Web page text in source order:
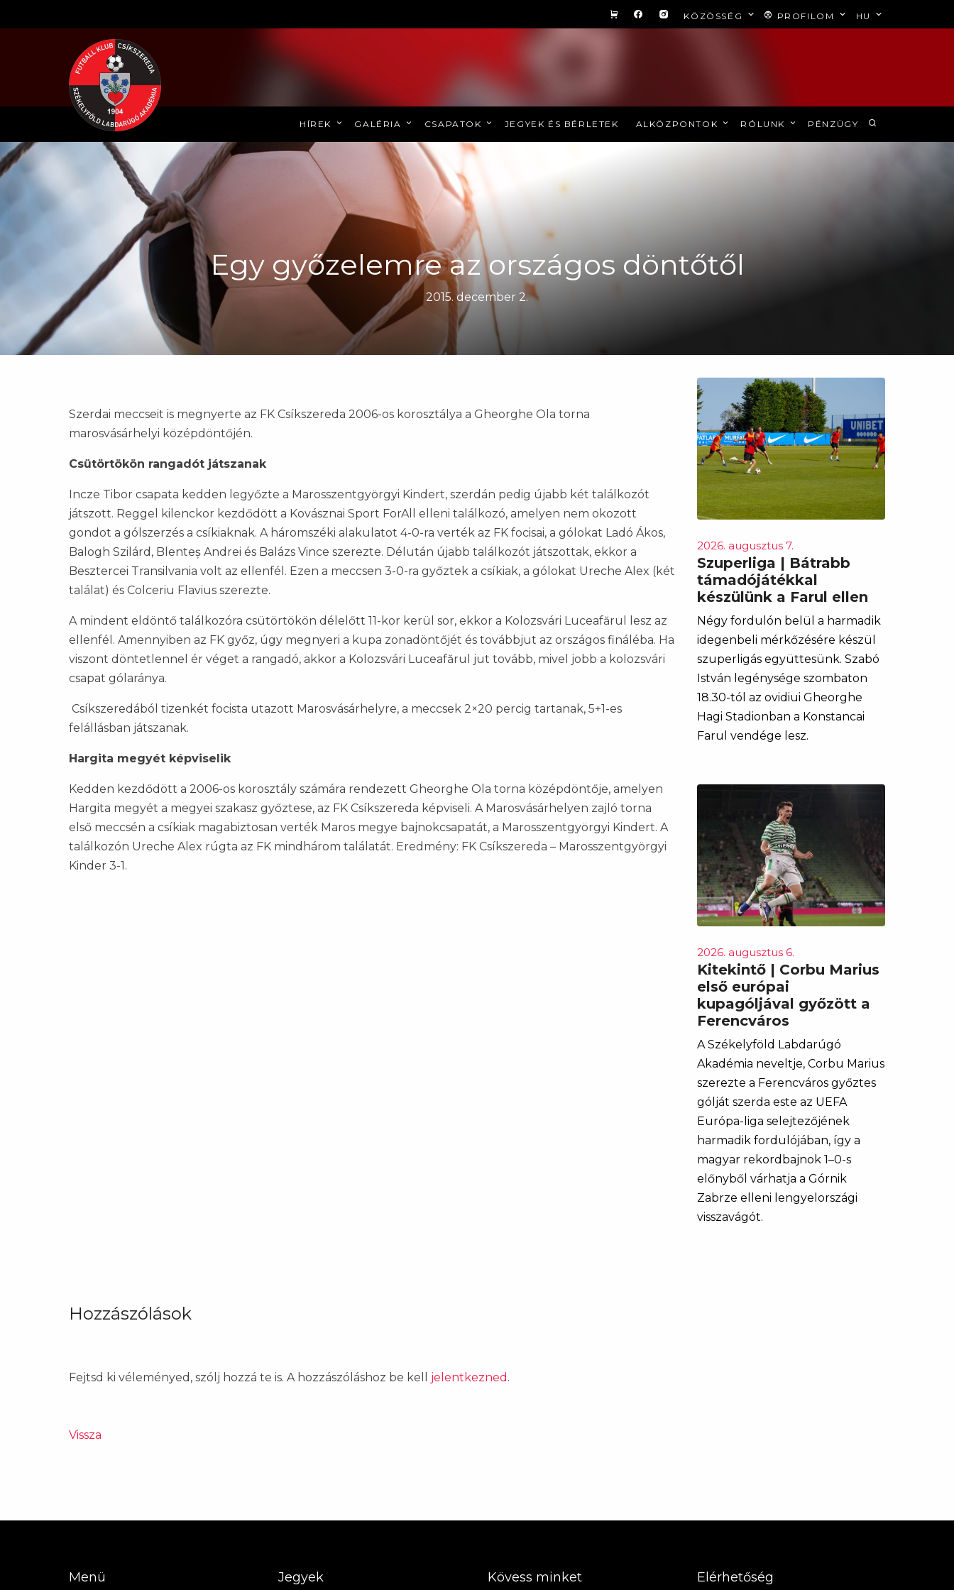
KÖZÖSSÉG PROFILOM HU
HÍREK GALÉRIA CSAPATOK JEGYEK ÉS BÉRLETEK ALKÖZPONTOK RÓLUNK PÉNZÜGY
Egy győzelemre az országos döntőtől
2015. december 2.
Szerdai meccseit is megnyerte az FK Csíkszereda 2006-os korosztálya a Gheorghe Ola torna
marosvásárhelyi középdöntőjén.
Csütörtökön rangadót játszanak
Incze Tibor csapata kedden legyőzte a Marosszentgyörgyi Kindert, szerdán pedig újabb két találkozót
játszott. Reggel kilenckor kezdődött a Kovásznai Sport ForAll elleni találkozó, amelyen nem okozott
gondot a gólszerzés a csíkiaknak. A háromszéki alakulatot 4-0-ra verték az FK focisai, a gólokat Ladó Ákos,
Balogh Szilárd, Blenteș Andrei és Balázs Vince szerezte. Délután újabb találkozót játszottak, ekkor a
Besztercei Transilvania volt az ellenfél. Ezen a meccsen 3-0-ra győztek a csíkiak, a gólokat Ureche Alex (két
találat) és Colceriu Flavius szerezte.
A mindent eldöntő találkozóra csütörtökön délelőtt 11-kor kerül sor, ekkor a Kolozsvári Luceafărul lesz az
ellenfél. Amennyiben az FK győz, úgy megnyeri a kupa zonadöntőjét és továbbjut az országos fináléba. Ha
viszont döntetlennel ér véget a rangadó, akkor a Kolozsvári Luceafărul jut tovább, mivel jobb a kolozsvári
csapat gólaránya.
Csíkszeredából tizenkét focista utazott Marosvásárhelyre, a meccsek 2×20 percig tartanak, 5+1-es
felállásban játszanak.
Hargita megyét képviselik
Kedden kezdődött a 2006-os korosztály számára rendezett Gheorghe Ola torna középdöntője, amelyen
Hargita megyét a megyei szakasz győztese, az FK Csíkszereda képviseli. A Marosvásárhelyen zajló torna
első meccsén a csíkiak magabiztosan verték Maros megye bajnokcsapatát, a Marosszentgyörgyi Kindert. A
találkozón Ureche Alex rúgta az FK mindhárom találatát. Eredmény: FK Csíkszereda – Marosszentgyörgyi
Kinder 3-1.
2026. augusztus 7.
Szuperliga | Bátrabb
támadójátékkal
készülünk a Farul ellen
Négy fordulón belül a harmadik
idegenbeli mérkőzésére készül
szuperligás együttesünk. Szabó
István legénysége szombaton
18.30-tól az ovidiui Gheorghe
Hagi Stadionban a Konstancai
Farul vendége lesz.
2026. augusztus 6.
Kitekintő | Corbu Marius
első európai
kupagóljával győzött a
Ferencváros
A Székelyföld Labdarúgó
Akadémia neveltje, Corbu Marius
szerezte a Ferencváros győztes
gólját szerda este az UEFA
Európa-liga selejtezőjének
harmadik fordulójában, így a
magyar rekordbajnok 1–0-s
előnyből várhatja a Górnik
Zabrze elleni lengyelországi
visszavágót.
Hozzászólások
Fejtsd ki véleményed, szólj hozzá te is. A hozzászóláshoz be kell jelentkezned .
Vissza
Menü Jegyek Kövess minket Elérhetőség